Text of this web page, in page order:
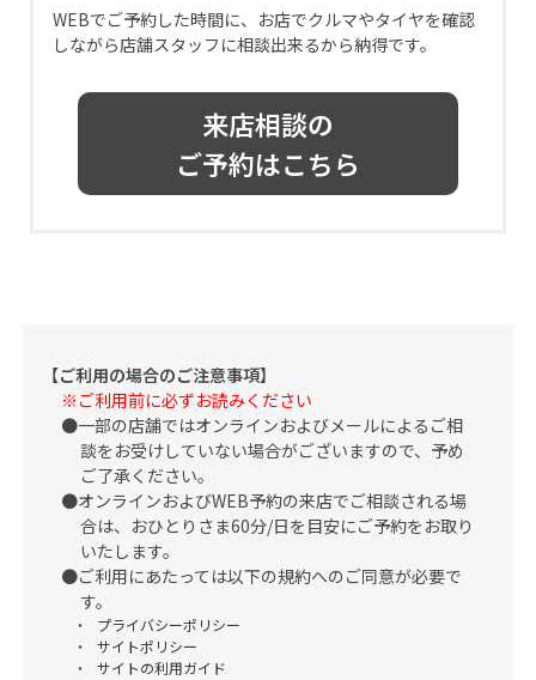
WEBでご予約した時間に、お店でクルマやタイヤを確認
しながら店舗スタッフに相談出来るから納得です。
来店相談の
ご予約はこちら
【ご利用の場合のご注意事項】
※ご利用前に必ずお読みください
一部の店舗ではオンラインおよびメールによるご相
談をお受けしていない場合がございますので、予め
ご了承ください。
オンラインおよびWEB予約の来店でご相談される場
合は、おひとりさま60分/日を目安にご予約をお取り
いたします。
ご利用にあたっては以下の規約へのご同意が必要で
す。
プライバシーポリシー
サイトポリシー
サイトの利用ガイド